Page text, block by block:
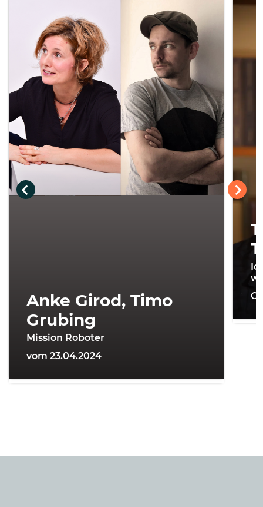
Anke Girod, Timo
Grubing
Mission Roboter
vom 23.04.2024